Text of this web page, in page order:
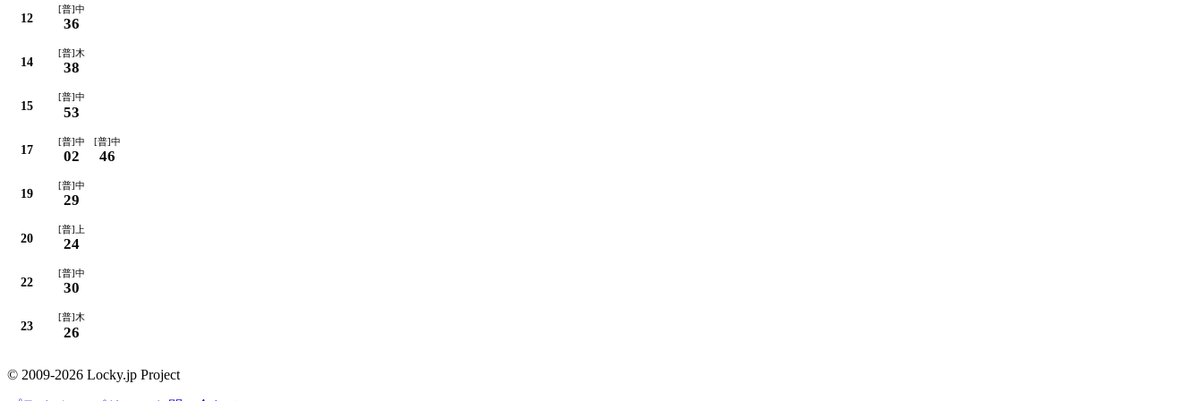
12
[普]中
36
14
[普]木
38
15
[普]中
53
17
[普]中
02
[普]中
46
19
[普]中
29
20
[普]上
24
22
[普]中
30
23
[普]木
26
© 2009-2026 Locky.jp Project